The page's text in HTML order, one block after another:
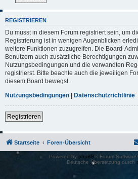
REGISTRIEREN
Du musst in diesem Forum registriert sein, um
Registrierung ist in wenigen Augenblicken
weitere Funktionen zuzugreifen. Die Board-
Benutzern auch zusätzliche Berechtigungen
Nutzungsbedingungen und die verwandten
registrierst. Bitte beachte auch die jeweiligen
diesem Board bewegst.
Nutzungsbedingungen | Datenschutzrichtlinie
Registrieren
Startseite Foren-Übersicht
Powered by phpBB® Forum
Deutsche Übersetzung durch